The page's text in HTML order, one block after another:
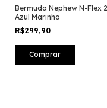
Bermuda Nephew N-Flex
Azul Marinho
R$299,90
Comprar